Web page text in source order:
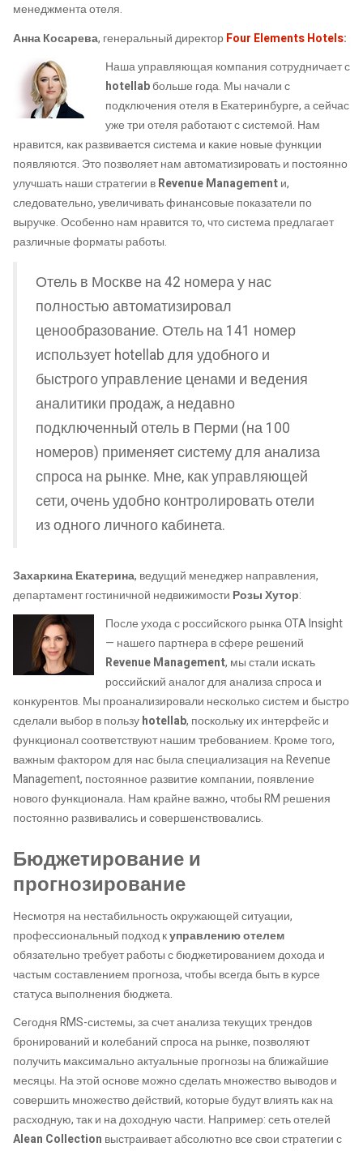
менеджмента отеля.
Анна Косарева, генеральный директорFour Elements Hotels:
Наша управляющая компания сотрудничает с
hotellabбольше года. Мы начали с
подключения отеля в Екатеринбурге, а сейчас
уже три отеля работают с системой. Нам
нравится, как развивается система и какие новые функции
появляются. Это позволяет нам автоматизировать и постоянно
улучшать наши стратегии вRevenue Managementи,
следовательно, увеличивать финансовые показатели по
выручке. Особенно нам нравится то, что система предлагает
различные форматы работы.
Отель в Москве на 42 номера у нас
полностью автоматизировал
ценообразование. Отель на 141 номер
использует hotellab для удобного и
быстрого управление ценами и ведения
аналитики продаж, а недавно
подключенный отель в Перми (на 100
номеров) применяет систему для анализа
спроса на рынке. Мне, как управляющей
сети, очень удобно контролировать отели
из одного личного кабинета.
Захаркина Екатерина, ведущий менеджер направления,
департамент гостиничной недвижимости Розы Хутор:
После ухода с российского рынка OTA Insight
— нашего партнера в сфере решений
Revenue Management, мы стали искать
российский аналог для анализа спроса и
конкурентов. Мы проанализировали несколько систем и быстро
сделали выбор в пользуhotellab, поскольку их интерфейс и
функционал соответствуют нашим требованием. Кроме того,
важным фактором для нас была специализация на Revenue
Management, постоянное развитие компании, появление
нового функционала. Нам крайне важно, чтобы RM решения
постоянно развивались и совершенствовались.
Бюджетирование и
прогнозирование
Несмотря на нестабильность окружающей ситуации,
профессиональный подход куправлению отелем
обязательно требует работы с бюджетированием дохода и
частым составлением прогноза, чтобы всегда быть в курсе
статуса выполнения бюджета.
Сегодня RMS-системы, за счет анализа текущих трендов
бронирований и колебаний спроса на рынке, позволяют
получить максимально актуальные прогнозы на ближайшие
месяцы. На этой основе можно сделать множество выводов и
совершить множество действий, которые будут влиять как на
расходную, так и на доходную части. Например: сеть отелей
Alean Collection выстраивает абсолютно все свои стратегии с